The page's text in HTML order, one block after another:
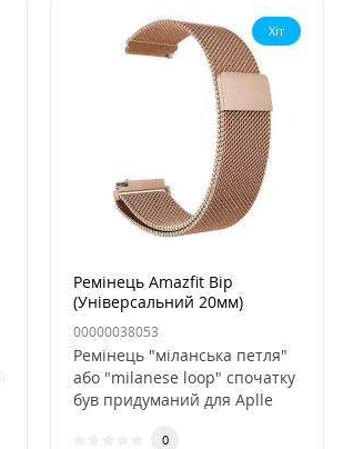
Хіт
Ремінець Amazfit Bip
(Універсальний 20мм)
Міланська петля Рожеве
Золото
00000038053
Ремінець "міланська петля"
або "milanese loop" спочатку
був придуманий для Aplle
0